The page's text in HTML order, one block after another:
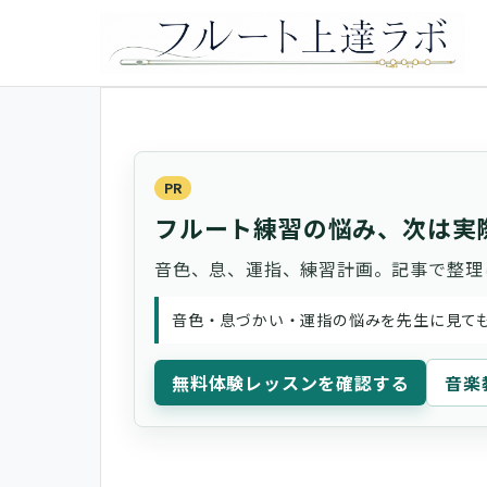
PR
フルート練習の悩み、次は実
音色、息、運指、練習計画。記事で整
音色・息づかい・運指の悩みを先生に見て
無料体験レッスンを確認する 音楽